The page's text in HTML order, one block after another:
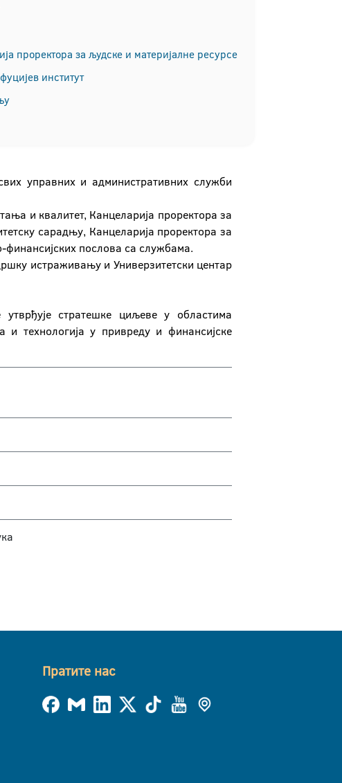
проректора за људске и материјалне ресурсе
институт
управних и административних служби
и квалитет, Канцеларија проректора за
сарадњу, Канцеларија проректора за
финансијских послова са службама.
истраживању и Универзитетски центар
стратешке циљеве у областима
технологија у привреду и финансијске
Пратите нас